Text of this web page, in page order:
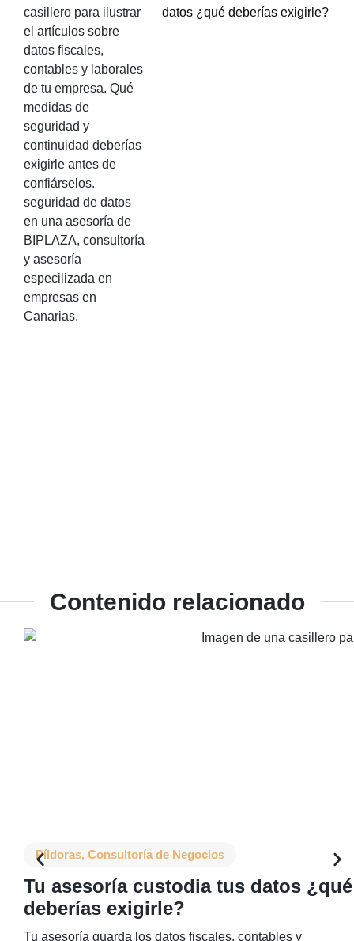
datos ¿qué deberías exigirle?
Contenido relacionado
Píldoras, Consultoría de Negocios
Tu asesoría custodia tus datos ¿qué
deberías exigirle?
Tu asesoría guarda los datos fiscales, contables y